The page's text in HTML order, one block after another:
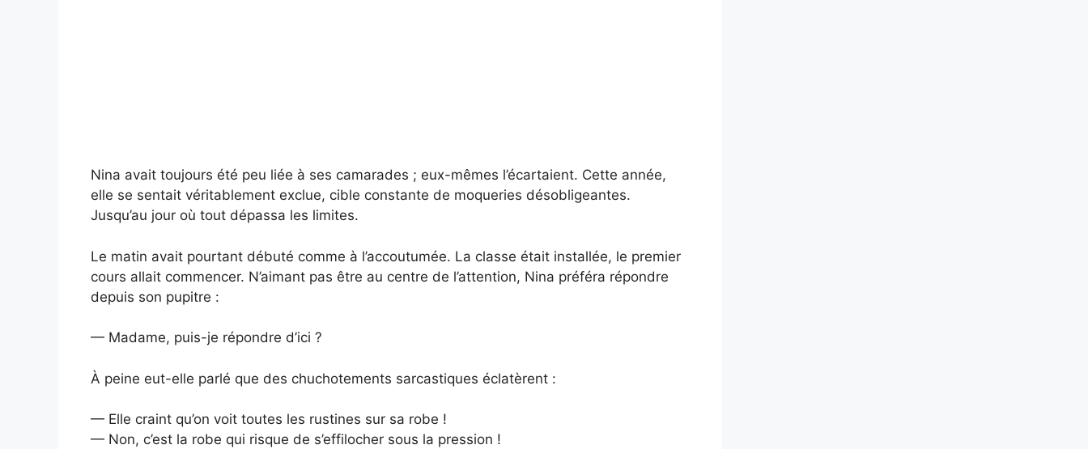
Nina avait toujours été peu liée à ses camarades ; eux-mêmes l’écartaient. Cette année,
elle se sentait véritablement exclue, cible constante de moqueries désobligeantes.
Jusqu’au jour où tout dépassa les limites.
Le matin avait pourtant débuté comme à l’accoutumée. La classe était installée, le premier
cours allait commencer. N’aimant pas être au centre de l’attention, Nina préféra répondre
depuis son pupitre :
— Madame, puis-je répondre d’ici ?
À peine eut-elle parlé que des chuchotements sarcastiques éclatèrent :
— Elle craint qu’on voit toutes les rustines sur sa robe !
— Non, c’est la robe qui risque de s’effilocher sous la pression !